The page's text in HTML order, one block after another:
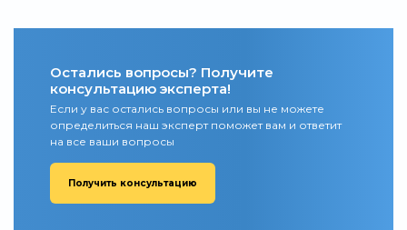
Остались вопросы? Получите
консультацию эксперта!
Если у вас остались вопросы или вы не можете
определиться наш эксперт поможет вам и ответит
на все ваши вопросы
Получить консультацию